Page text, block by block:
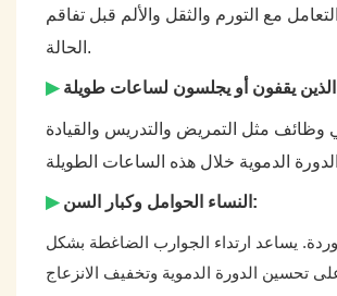
مع التورم والثقل والألم قبل تفاقم
الحالة.
▶
وظائف مثل التمريض والتدريس والقيادة
▶ النساء الحوامل وكبار السن:
يساعد ارتداء الجوارب الضاغطة بشكل